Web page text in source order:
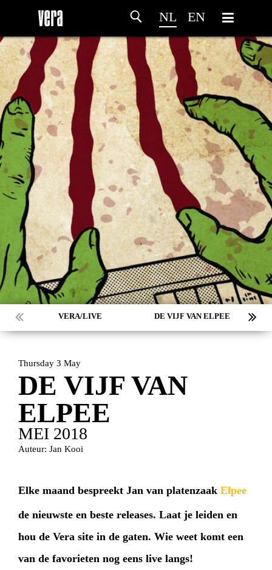
NL EN
VERA/LIVE DE VIJF VAN ELPEE
Thursday 3 May
DE VIJF VAN
ELPEE
MEI 2018
Auteur: Jan Kooi
Elke maand bespreekt Jan van platenzaak Elpee
de nieuwste en beste releases. Laat je leiden en
hou de Vera site in de gaten. Wie weet komt een
van de favorieten nog eens live langs!